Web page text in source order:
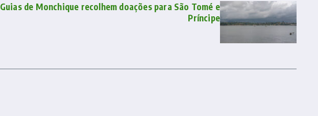
Guias de Monchique recolhem doações para São Tomé e
Príncipe